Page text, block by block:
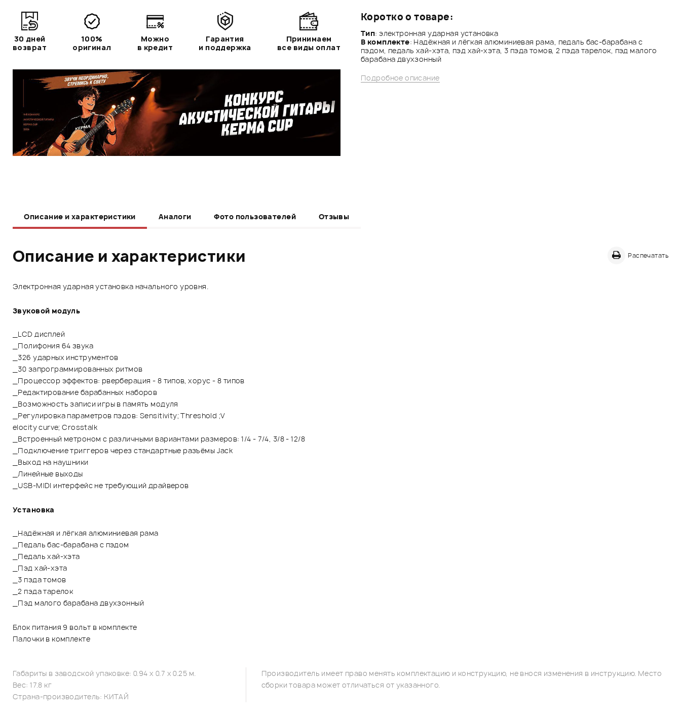
Коротко о товаре:
Тип: электронная ударная установка
В комплекте: Надёжная и лёгкая алюминиевая рама, педаль бас-барабана с
пэдом, педаль хай-хэта, пэд хай-хэта, 3 пэда томов, 2 пэда тарелок, пэд малого
барабана двухзонный
Подробное описание
30 дней
возврат
100%
оригинал
Можно
в кредит
Гарантия
и поддержка
Принимаем
все виды оплат
Описание и характеристики Аналоги Фото пользователей Отзывы
Описание и характеристики Распечатать
Электронная ударная установка начального уровня.
Звуковой модуль
_LCD дисплей
_Полифония 64 звука
_326 ударных инструментов
_30 запрограммированных ритмов
_Процессор эффектов: рверберация - 8 типов, хорус - 8 типов
_Редактирование барабанных наборов
_Возможность записи игры в память модуля
_Регулировка параметров пэдов: Sensitivity; Threshold ;V
elocity curve; Crosstalk
_Встроенный метроном с различными вариантами размеров: 1/4 - 7/4, 3/8 - 12/8
_Подключение триггеров через стандартные разъёмы Jack
_Выход на наушники
_Линейные выходы
_USB-MIDI интерфейс не требующий драйверов
Установка
_Надёжная и лёгкая алюминиевая рама
_Педаль бас-барабана с пэдом
_Педаль хай-хэта
_Пэд хай-хэта
_3 пэда томов
_2 пэда тарелок
_Пэд малого барабана двухзонный
Блок питания 9 вольт в комплекте
Палочки в комплекте
Габариты в заводской упаковке: 0.94 x 0.7 x 0.25 м.
Вес: 17.8 кг
Страна-производитель: КИТАЙ
Производитель имеет право менять комплектацию и конструкцию, не внося изменения в инструкцию. Место
сборки товара может отличаться от указанного.